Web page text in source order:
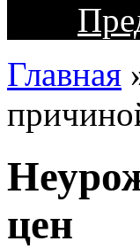
Главная
цен